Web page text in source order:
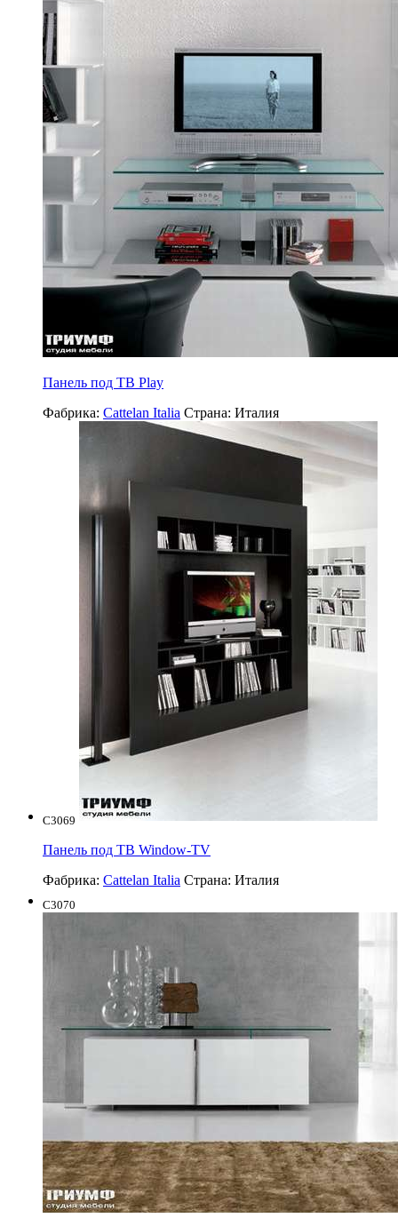
Панель под ТВ Play
Фабрика: Cattelan Italia Страна: Италия
C3069
Панель под ТВ Window-TV
Фабрика: Cattelan Italia Страна: Италия
C3070